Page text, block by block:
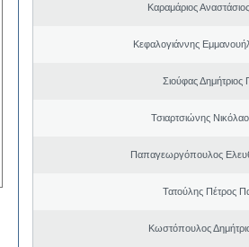
Καραμάριος
Κεφαλογιάννης
Σιούφας Δημήτριος
Τσιαρτσιώνης
Παπαγεωργόπουλος
Τατούλης Πέτρος
Κωστόπουλος